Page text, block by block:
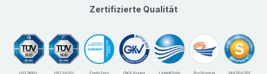
Zertifizierte Qualität